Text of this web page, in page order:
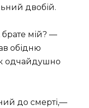
двобій.
брате мій? —
обідню
одчайдушно
до смерті,—